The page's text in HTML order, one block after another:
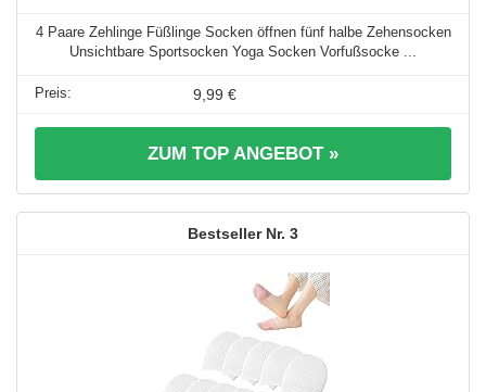
4 Paare Zehlinge Füßlinge Socken öffnen fünf halbe Zehensocken
Unsichtbare Sportsocken Yoga Socken Vorfußsocke ...
9,99 €
ZUM TOP ANGEBOT »
3